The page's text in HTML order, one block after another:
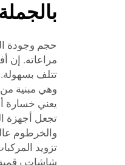
حجم وجودة
مراعاته. إن
وهي مبنية من
يعني خسارة
تجعل أجهزة
والخرطوم
تزويد
شاشات رقمية